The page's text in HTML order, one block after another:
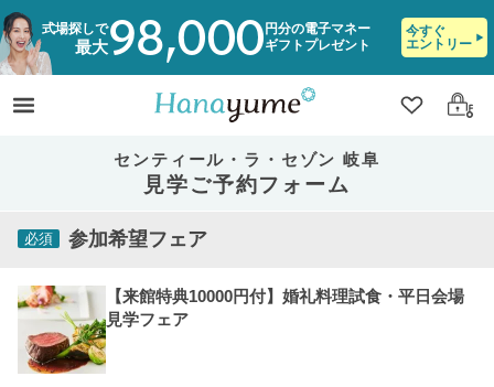
式場探しで
最大98,000 円分の電子マネー
ギフトプレゼント
今すぐ
エントリー
クリップ
ログ
センティール・ラ・セゾン 岐阜
見学ご予約フォーム
必須 参加希望フェア
【来館特典10000円付】婚礼料理試食・平日会場
見学フェア